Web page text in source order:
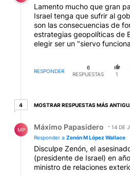
Lamento mucho que gran
Israel tenga que sufrir al
son las consecuencias de
estrategias geopolíticas de
elegir ser un "siervo
poder de E. U.....antes que
Dios. El pueblo elegido
nuevas del YO SOY.
la guerra y no la paz.
guerra, la venganza, la
redimirte. La violencia se
genes sagrados se
RESPONDER
6
RESPUESTAS
1
44 respuestas más antiguas
MOSTRAR RESPUESTAS MÁS
MP Máximo Papasidero
14 DE
Responder a Zenón M López Wallace
Disculpe Zenón, el
(presidente de Israel) en
ministro de relaciones